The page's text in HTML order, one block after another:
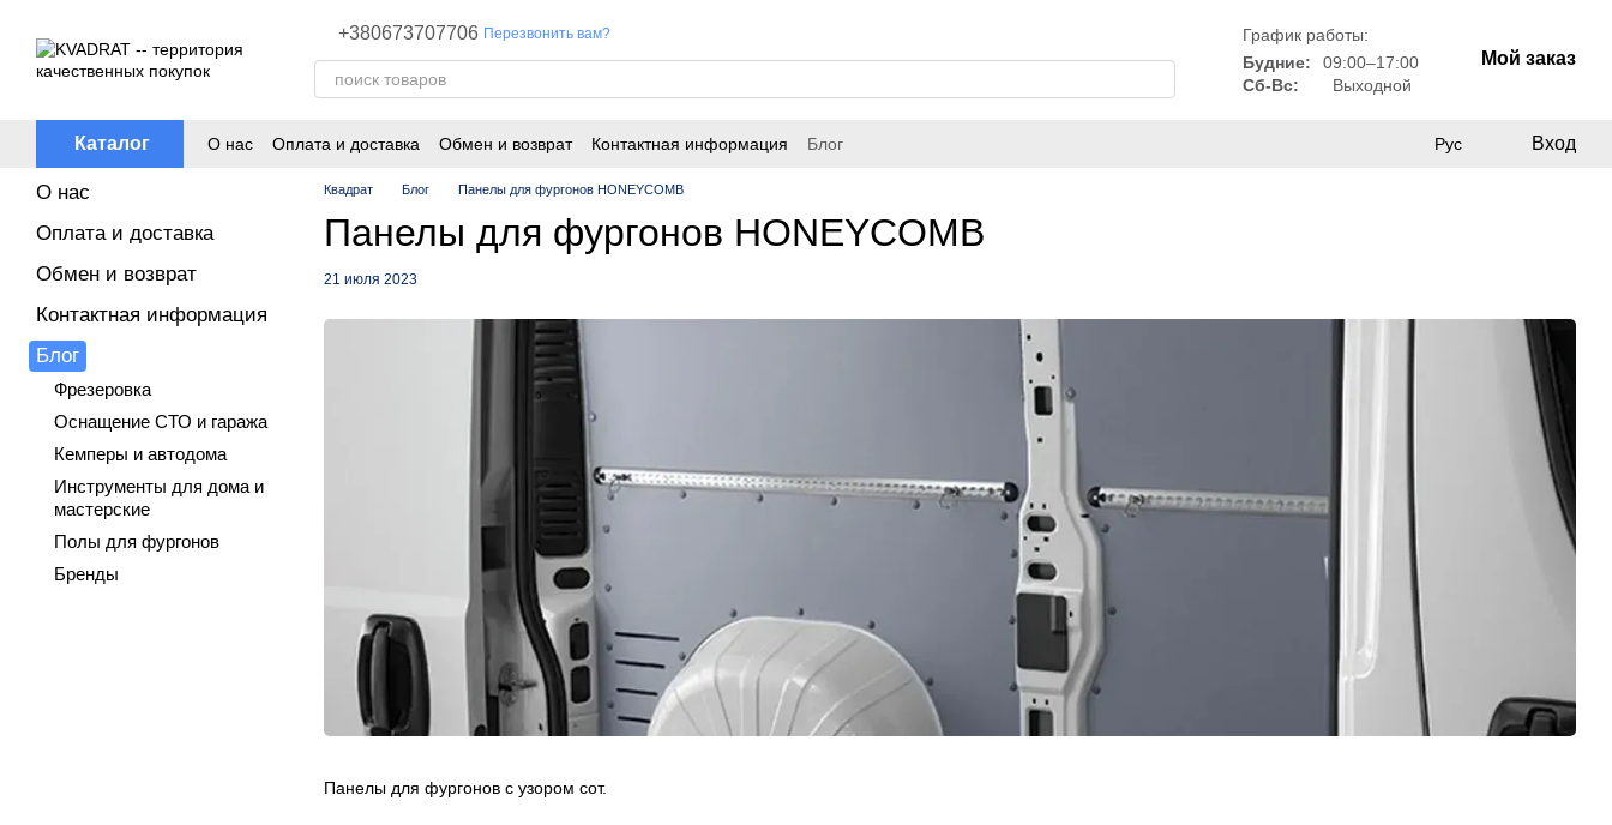
+380673707706 Перезвонить вам?
График работы:
Будние:
09:00–17:00
Сб-Вс:
Выходной
Мой заказ
Каталог О нас Оплата и доставка Обмен и возврат Контактная информация Блог Рус Вход
Квадрат Блог Панелы для фургонов HONEYCOMB
Панелы для фургонов HONEYCOMB
21 июля 2023
Панелы для фургонов с узором сот.
О нас
Оплата и доставка
Обмен и возврат
Контактная информация
Блог
Фрезеровка
Оснащение СТО и гаража
Кемперы и автодома
Инструменты для дома и
мастерские
Полы для фургонов
Бренды